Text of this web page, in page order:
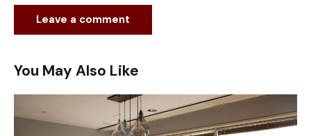
You May Also Like